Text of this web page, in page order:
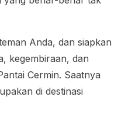
Anda, dan siapkan
kegembiraan, dan
Cermin. Saatnya
di destinasi